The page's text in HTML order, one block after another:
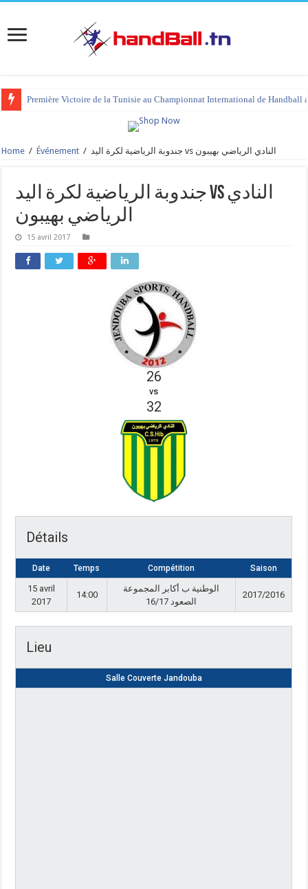
Première Victoire de la Tunisie au Championnat International de Handball
Home / Événement / جندوبة الرياضية لكرة اليد vs النادي الرياضي بهيبون
جندوبة الرياضية لكرة اليد vs النادي
الرياضي بهيبون
15 avril 2017
26
vs
32
Détails
Date Temps Compétition Saison
15 avril
2017
14:00
الوطنية ب أكابر المجموعة
الصعود 16/17
2017/2016
Lieu
Salle Couverte Jandouba